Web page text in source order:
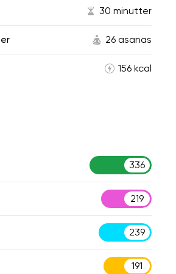
30 minutter
26 asanas
156 kcal
336
219
239
191